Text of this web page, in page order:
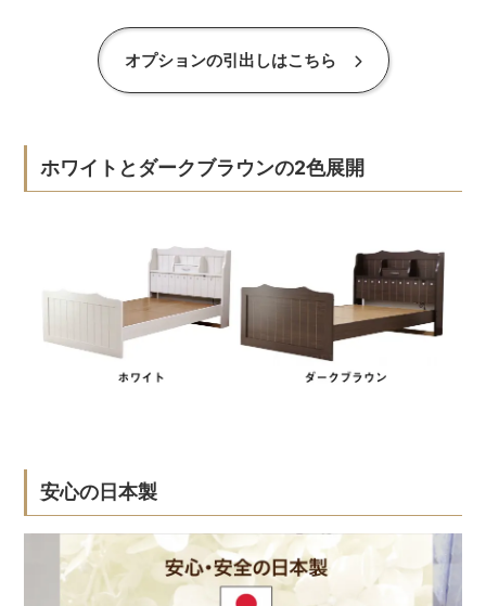
オプションの引出しはこちら
ホワイトとダークブラウンの2色展開
安心の日本製